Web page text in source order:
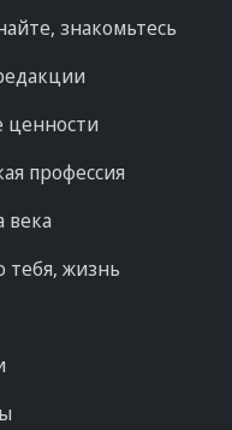
знакомьтесь
ценности
профессия
века
тебя, жизнь